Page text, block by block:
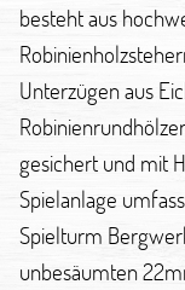
besteht aus
Unterzügen aus
gesichert und mit
Spielanlage
Spielturm
unbesäumten